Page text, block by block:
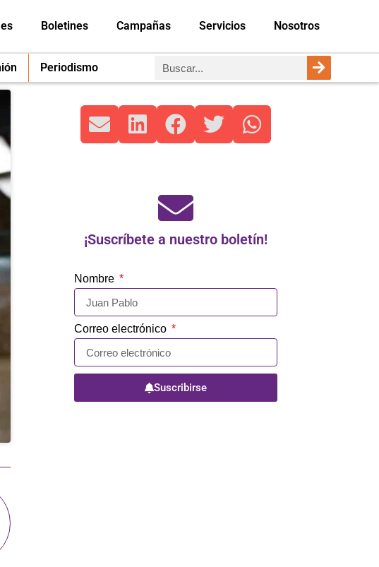
Boletines Campañas Servicios Nosotros
Periodismo
¡Suscríbete a nuestro boletín!
Nombre
Correo electrónico
Suscribirse